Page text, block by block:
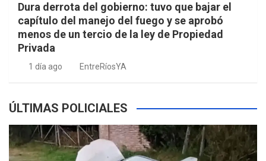
Dura derrota del gobierno: tuvo que bajar el
capítulo del manejo del fuego y se aprobó
menos de un tercio de la ley de Propiedad
Privada
1 día ago EntreRíosYA
ÚLTIMAS POLICIALES